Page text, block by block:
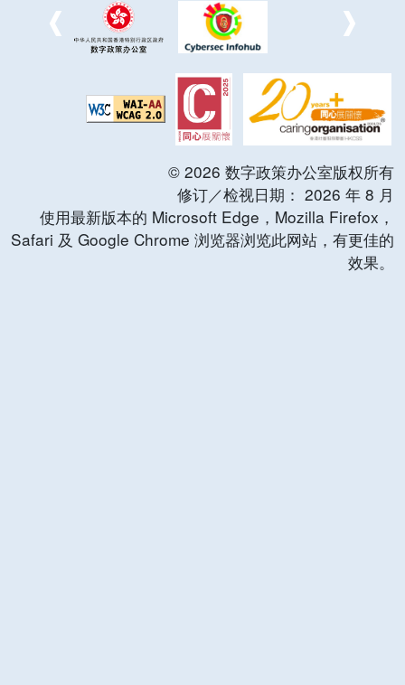
© 2026 数字政策办公室版权所有
修订／检视日期： 2026 年 8 月
使用最新版本的 Microsoft Edge，Mozilla Firefox，
Safari 及 Google Chrome 浏览器浏览此网站，有更佳的
效果。